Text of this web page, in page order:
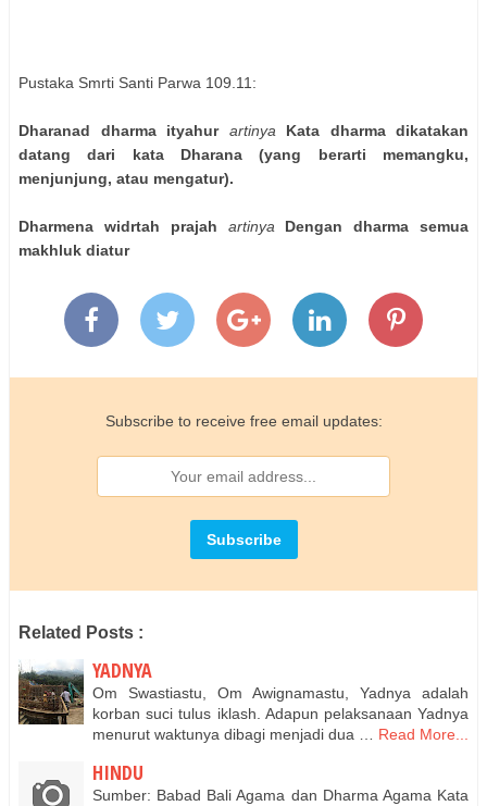
Pustaka Smrti Santi Parwa 109.11:
Dharanad dharma ityahur artinya Kata dharma dikatakan
datang dari kata Dharana (yang berarti memangku,
menjunjung, atau mengatur).
Dharmena widrtah prajah artinya Dengan dharma semua
makhluk diatur
Subscribe to receive free email updates:
Related Posts :
YADNYA
Om Swastiastu, Om Awignamastu, Yadnya adalah
korban suci tulus iklash. Adapun pelaksanaan Yadnya
menurut waktunya dibagi menjadi dua …
Read More...
HINDU
Sumber: Babad Bali Agama dan Dharma Agama Kata